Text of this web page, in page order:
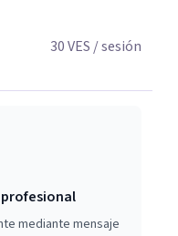
30VES / sesión
profesional
mediante mensaje